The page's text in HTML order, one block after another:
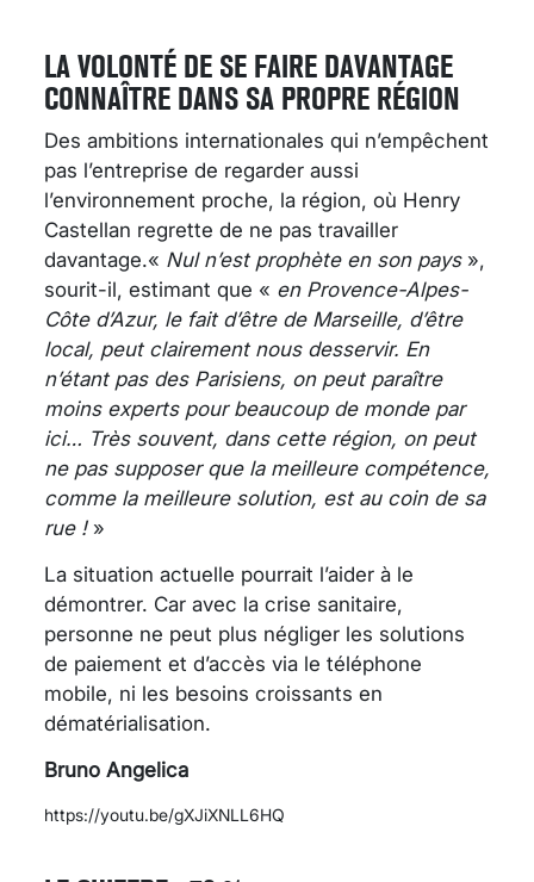
LA VOLONTÉ DE SE FAIRE DAVANTAGE
CONNAÎTRE DANS SA PROPRE RÉGION
Des ambitions internationales qui n’empêchent
pas l’entreprise de regarder aussi
l’environnement proche, la région, où Henry
Castellan regrette de ne pas travailler
davantage.« Nul n’est prophète en son pays»,
sourit-il, estimant que « en Provence-Alpes-
Côte d’Azur, le fait d’être de Marseille, d’être
local, peut clairement nous desservir. En
n’étant pas des Parisiens, on peut paraître
moins experts pour beaucoup de monde par
ici… Très souvent, dans cette région, on peut
ne pas supposer que la meilleure compétence,
comme la meilleure solution, est au coin de sa
rue ! »
La situation actuelle pourrait l’aider à le
démontrer. Car avec la crise sanitaire,
personne ne peut plus négliger les solutions
de paiement et d’accès via le téléphone
mobile, ni les besoins croissants en
dématérialisation.
Bruno Angelica
https://youtu.be/gXJiXNLL6HQ